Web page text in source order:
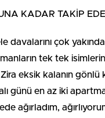
KADAR TAKİP
davalarını çok
tek tek
eksik kalanın gönlü
günü en az iki
ağırladım,